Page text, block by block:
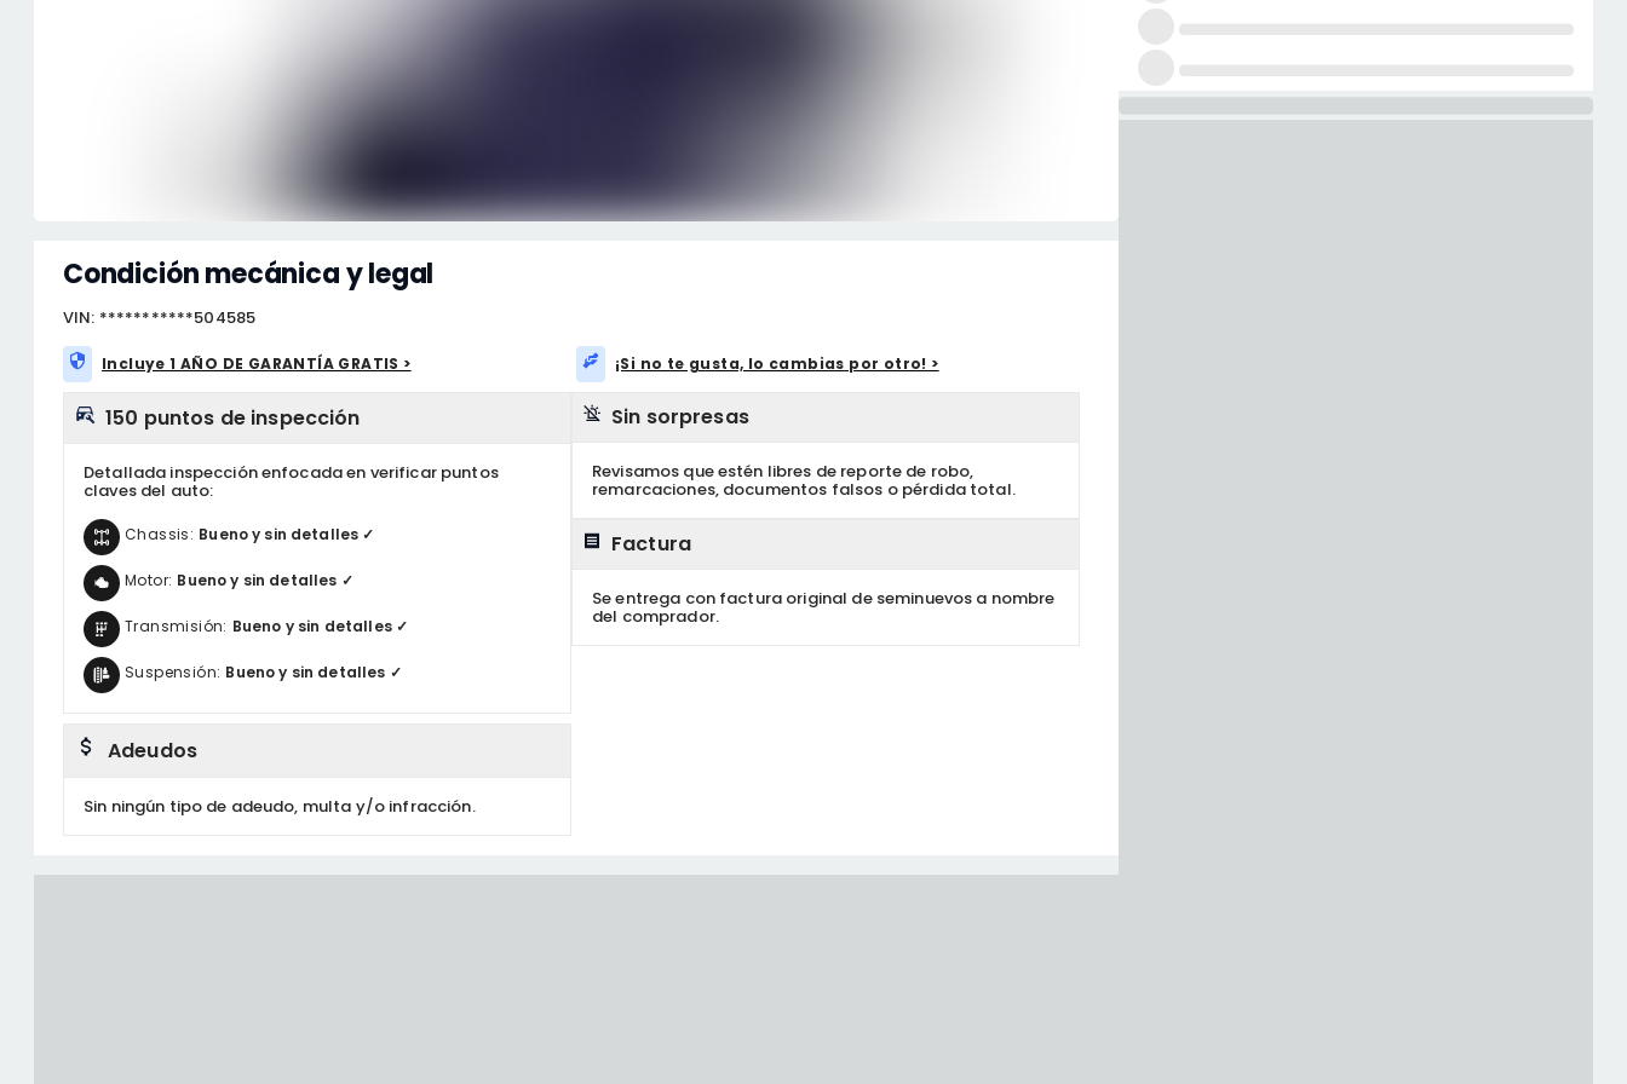
Condición mecánica y legal
VIN: ***********504585
Incluye 1 AÑO DE GARANTÍA GRATIS > ¡Si no te gusta, lo cambias por otro! >
150 puntos de inspección
Detallada inspección enfocada en verificar puntos
claves del auto:
Chassis: Bueno y sin detalles ✓
Motor: Bueno y sin detalles ✓
Transmisión: Bueno y sin detalles ✓
Suspensión: Bueno y sin detalles ✓
Adeudos
Sin ningún tipo de adeudo, multa y/o infracción.
Sin sorpresas
Revisamos que estén libres de reporte de robo,
remarcaciones, documentos falsos o pérdida total.
Factura
Se entrega con factura original de seminuevos a nombre
del comprador.